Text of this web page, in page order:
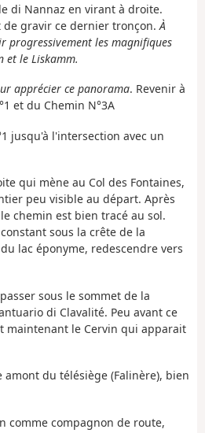
di Nannaz en virant à droite.
gravir ce dernier tronçon. À
progressivement les magnifiques
et le Liskamm.
apprécier ce panorama. Revenir à
et du Chemin N°3A
jusqu'à l'intersection avec un
qui mène au Col des Fontaines,
peu visible au départ. Après
chemin est bien tracé au sol.
sous la crête de la
lac éponyme, redescendre vers
sous le sommet de la
di Clavalité. Peu avant ce
maintenant le Cervin qui apparait
amont du télésiège (Falinère), bien
comme compagnon de route,